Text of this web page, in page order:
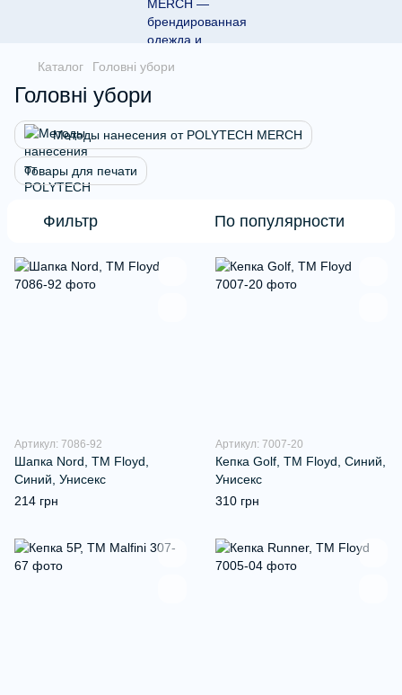
Каталог Головні убори
Головні убори
Методы нанесения от POLYTECH MERCH
Товары для печати
Фильтр По популярности
Артикул: 7086-92
Шапка Nord, TM Floyd,
Синий, Унисекс
214 грн
Артикул: 7007-20
Кепка Golf, TM Floyd, Синий,
Унисекс
310 грн